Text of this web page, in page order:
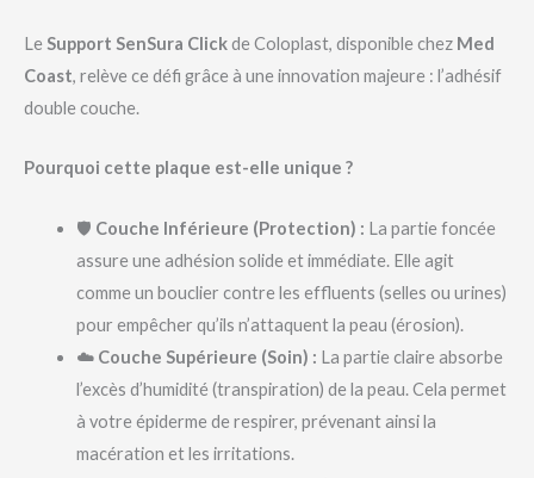
Le Support SenSura Clickde Coloplast, disponible chez Med
Coast, relève ce défi grâce à une innovation majeure : l’adhésif
double couche.
Pourquoi cette plaque est-elle unique ?
🛡️ Couche Inférieure (Protection) : La partie foncée
assure une adhésion solide et immédiate. Elle agit
comme un bouclier contre les effluents (selles ou urines)
pour empêcher qu’ils n’attaquent la peau (érosion).
☁️ Couche Supérieure (Soin) : La partie claire absorbe
l’excès d’humidité (transpiration) de la peau. Cela permet
à votre épiderme de respirer, prévenant ainsi la
macération et les irritations.